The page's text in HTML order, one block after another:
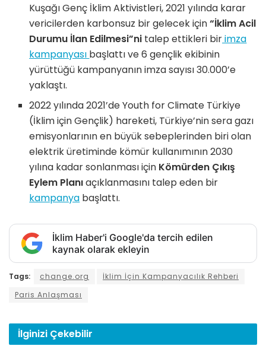
Kuşağı Genç İklim Aktivistleri, 2021 yılında karar
vericilerden karbonsuz bir gelecek için“İklim Acil
Durumu İlan Edilmesi”ni talep ettikleri birimza
kampanyası başlattı ve 6 gençlik ekibinin
yürüttüğü kampanyanın imza sayısı 30.000’e
yaklaştı.
2022 yılında 2021’de Youth for Climate Türkiye
(İklim için Gençlik) hareketi, Türkiye’nin sera gazı
emisyonlarının en büyük sebeplerinden biri olan
elektrik üretiminde kömür kullanımının 2030
yılına kadar sonlanması için Kömürden Çıkış
Eylem Planıaçıklanmasını talep eden bir
kampanya başlattı.
İklim Haber'i Google'da tercih edilen
kaynak olarak ekleyin
Tags: change.org
İklim İçin Kampanyacılık Rehberi
Paris Anlaşması
İlginizi Çekebilir